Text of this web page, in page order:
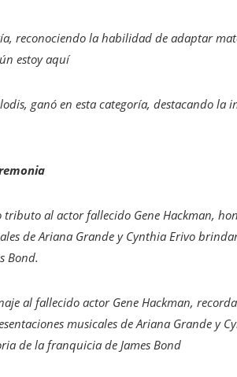
reconociendo la habilidad de adaptar
estoy aquí
ganó en esta categoría, destacando la
al actor fallecido Gene Hackman,
de Ariana Grande y Cynthia Erivo
Bond.
al fallecido actor Gene Hackman,
musicales de Ariana Grande y
de la franquicia de James Bond